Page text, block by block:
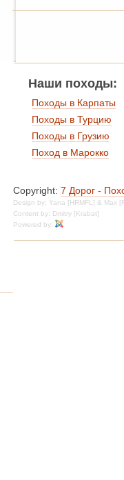
Наши походы:
Походы в Карпаты
Походы в Турцию
Походы в Грузию
Поход в Марокко
Copyright: 7 Дорог -
Design by: Yana [HRMFL] & Max
Content by: Dmitry [Krabat]
Powered by: